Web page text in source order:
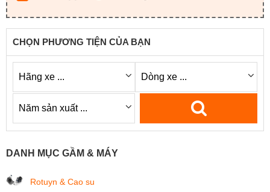
CHỌN PHƯƠNG TIỆN CỦA BẠN
DANH MỤC GẦM & MÁY
Rotuyn & Cao su